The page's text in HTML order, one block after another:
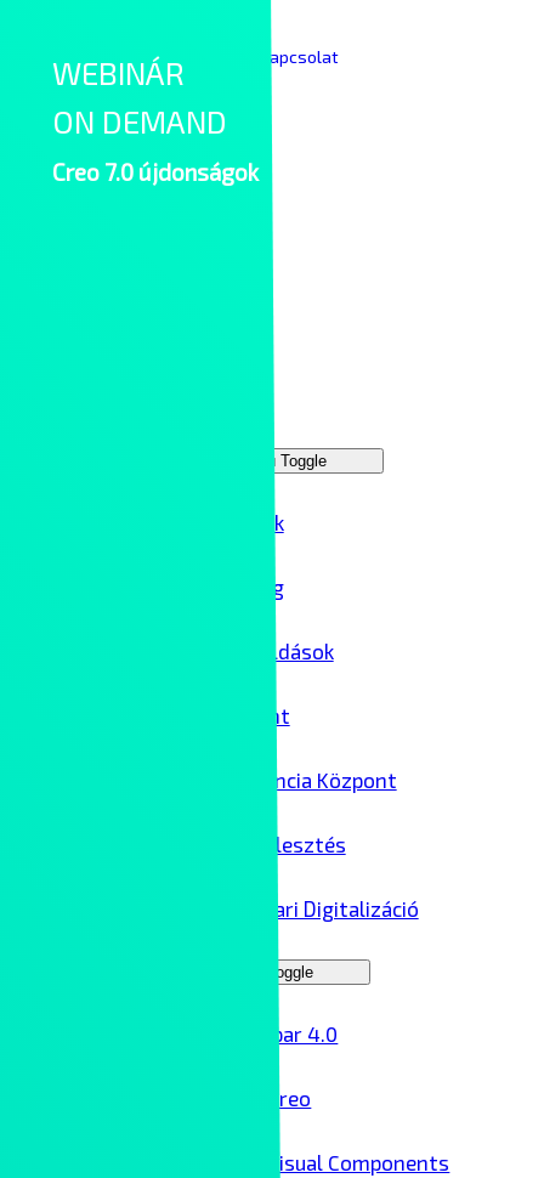
English Kapcsolat
Menu Toggle
IT hálózatok
IT biztonság
Felhőmegoldások
Adatközpont
AI Kompetencia Központ
Szoftverfejlesztés
Ipar 4.0 – Ipari Digitalizáció
Menu Toggle
Ipar 4.0
Creo
Visual Components
WEBINÁR
ON DEMAND
Creo 7.0 újdonságok